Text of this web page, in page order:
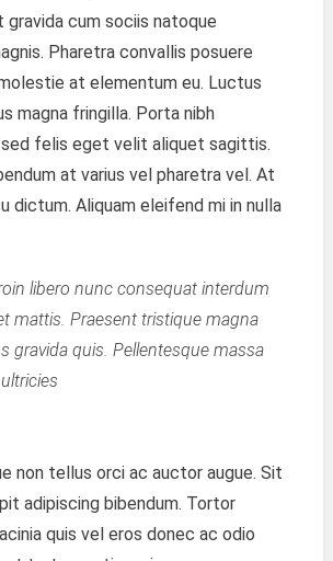
gravida cum sociis natoque
Pharetra convallis posuere
at elementum eu. Luctus
magna fringilla. Porta nibh
felis eget velit aliquet sagittis.
at varius vel pharetra vel. At
dictum. Aliquam eleifend mi in nulla
libero nunc consequat interdum
mattis. Praesent tristique magna
gravida quis. Pellentesque massa
non tellus orci ac auctor augue. Sit
adipiscing bibendum. Tortor
quis vel eros donec ac odio